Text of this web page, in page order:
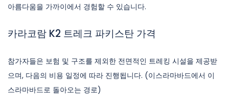
아름다움을 가까이에서 경험할 수 있습니다.
카라코람 K2 트레크 파키스탄 가격
참가자들은 보험 및 구조를 제외한 전면적인 트레킹 시설을 제공받
으며, 다음의 비용 일정에 따라 진행됩니다. (이스라마바드에서 이
스라마바드로 돌아오는 경로)